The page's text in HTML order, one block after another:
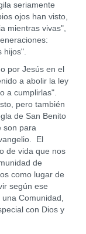
seriamente
ojos han visto,
mientras vivas",
hijos".
Jesús en el
a abolir la ley
a cumplirlas".
pero también
de San Benito
son para
El
de vida que nos
de
como lugar de
según ese
Comunidad,
con Dios y